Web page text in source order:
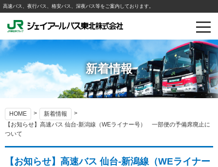
高速バス、夜行バス、格安バス、深夜バス等をご案内しております。
新着情報
HOME
新着情報
【お知らせ】高速バス 仙台-新潟線（WEライナー号） 一部便の予備席廃止に
ついて
【お知らせ】高速バス 仙台-新潟線（WEライナー